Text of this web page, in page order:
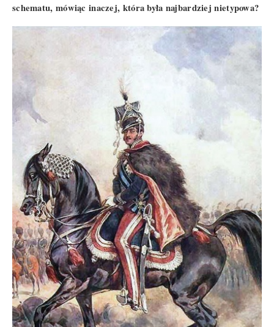
schematu, mówiąc inaczej, która była najbardziej nietypowa?